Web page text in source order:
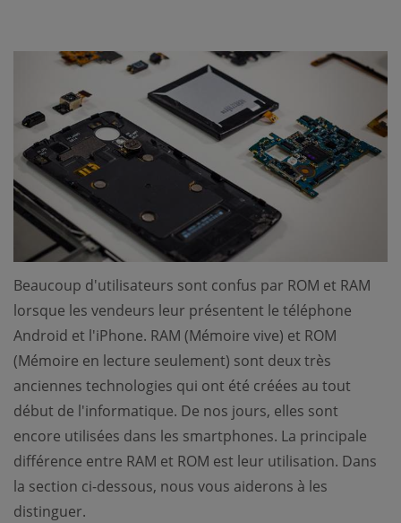
Beaucoup d'utilisateurs sont confus par ROM et RAM
lorsque les vendeurs leur présentent le téléphone
Android et l'iPhone. RAM (Mémoire vive) et ROM
(Mémoire en lecture seulement) sont deux très
anciennes technologies qui ont été créées au tout
début de l'informatique. De nos jours, elles sont
encore utilisées dans les smartphones. La principale
différence entre RAM et ROM est leur utilisation. Dans
la section ci-dessous, nous vous aiderons à les
distinguer.